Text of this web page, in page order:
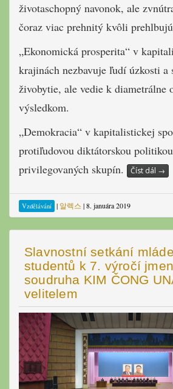
životaschopný navonok, ale
čoraz viac prehnitý kvôli
„Ekonomická prosperita“ v
krajinách nezbavuje ľudí úzkosti a
živobytie, ale vedie k diametrálne
výsledkom.
„Demokracia“ v kapitalistickej
protiľudovou diktátorskou
privilegovaných skupín.
Číst dál →
Vzdělávání | 알렉스 |8. januára 2019
Slavnostní setkání
studentů k 7. výročí
soudruha KIM ČONG
velitelem